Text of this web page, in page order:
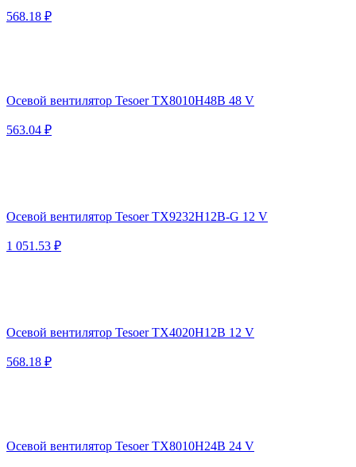
568.18 ₽
Осевой вентилятор Tesoer TX8010H48B 48 V
563.04 ₽
Осевой вентилятор Tesoer TX9232H12B-G 12 V
1 051.53 ₽
Осевой вентилятор Tesoer TX4020H12B 12 V
568.18 ₽
Осевой вентилятор Tesoer TX8010H24B 24 V